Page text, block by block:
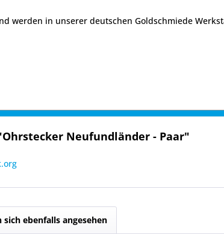
werden in unserer deutschen Goldschmiede
Neufundländer - Paar"
sich ebenfalls angesehen